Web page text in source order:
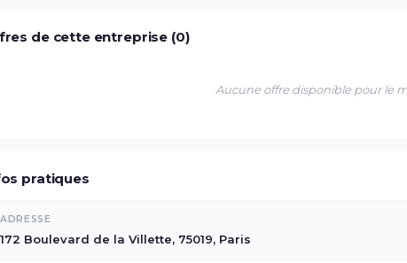
de cette entreprise (0)
Aucune offre disponible pour le
pratiques
ADRESSE
172 Boulevard de la Villette, 75019, Paris